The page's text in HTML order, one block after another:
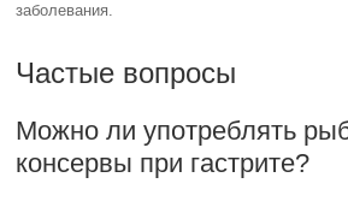
заболевания.
Частые вопросы
Можно ли употреблять
консервы при гастрите?